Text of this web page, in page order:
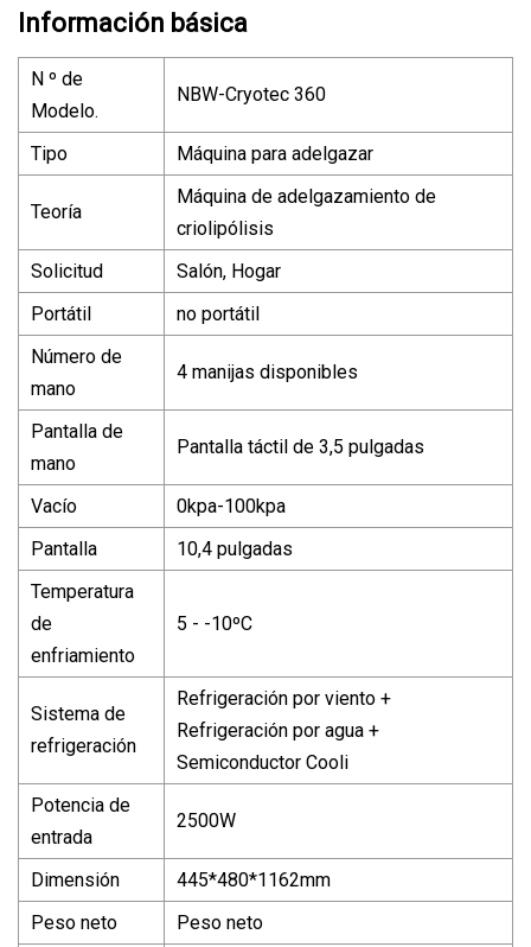
Información básica
N º de
Modelo.
NBW-Cryotec 360
Tipo Máquina para adelgazar
Teoría
Máquina de adelgazamiento de
criolipólisis
Solicitud
Salón, Hogar
Portátil
no portátil
Número de
mano
4 manijas disponibles
Pantalla de
mano
Pantalla táctil de 3,5 pulgadas
Vacío
0kpa-100kpa
Pantalla
10,4 pulgadas
Temperatura
de
enfriamiento
5 - -10ºC
Sistema de
refrigeración
Refrigeración por viento +
Refrigeración por agua +
Semiconductor Cooli
Potencia de
entrada
2500W
Dimensión
445*480*1162mm
Peso neto
Peso neto